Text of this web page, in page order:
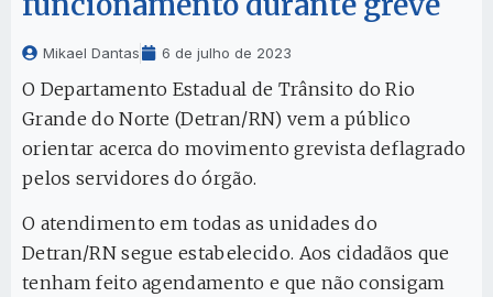
Mikael Dantas 6 de julho de 2023
O Departamento Estadual de Trânsito do Rio
Grande do Norte (Detran/RN) vem a público
orientar acerca do movimento grevista deflagrado
pelos servidores do órgão.
O atendimento em todas as unidades do
Detran/RN segue estabelecido. Aos cidadãos que
tenham feito agendamento e que não consigam